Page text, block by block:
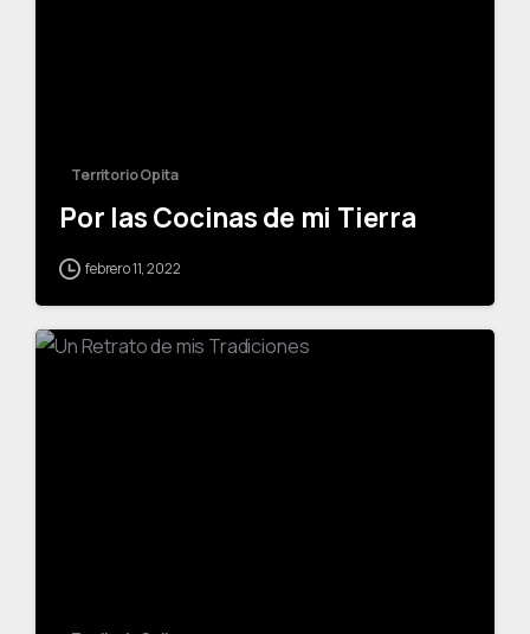
Territorio Opita
Por las Cocinas de mi Tierra
febrero 11, 2022